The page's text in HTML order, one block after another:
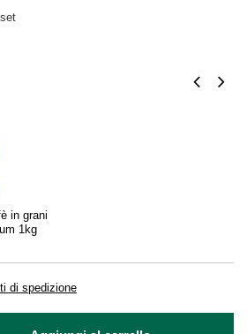
in grani
1kg
di spedizione
set